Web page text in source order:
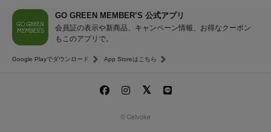
GO GREEN MEMBER’S 公式アプリ
会員証の表示や新商品、キャンペーン情報、お得なクーポン
もこのアプリで。
Google Playでダウンロード App Storeはこちら
© Celvoke